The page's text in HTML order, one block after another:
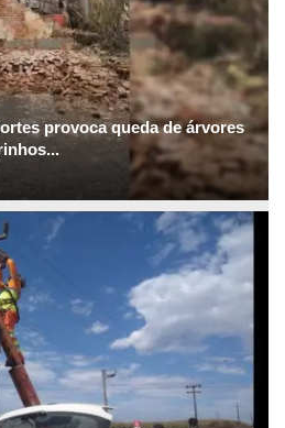
provoca queda de árvores